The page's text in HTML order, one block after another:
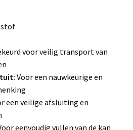
voor veilig transport van
Voor een nauwkeurige en
een veilige afsluiting en
eenvoudig vullen van de kan